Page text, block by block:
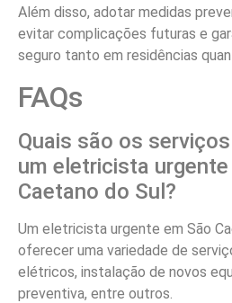
Além disso, adotar medidas
evitar complicações futuras e
seguro tanto em residências
FAQs
Quais são os
um eletricista urgente
Caetano do Sul?
Um eletricista urgente em São
oferecer uma variedade de
elétricos, instalação de novos
preventiva, entre outros.